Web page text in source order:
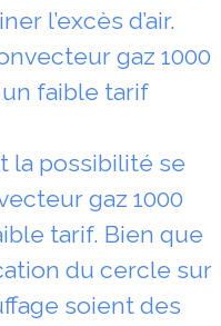
l’excès d’air.
gaz 1000
faible tarif
la possibilité se
gaz 1000
tarif. Bien que
du cercle sur
soient des